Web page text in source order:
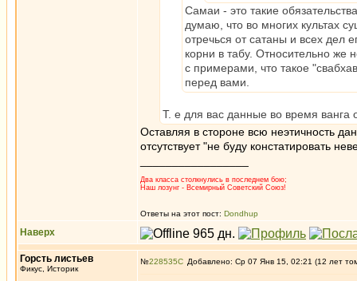
Самаи - это такие
думаю, что во многих культах
отречься от сатаны и всех дел
корни в табу. Относительно же
с примерами, что такое
перед вами.
Т. е для вас данные во время ванга
Оставляя в стороне всю неэтичность
отсутствует "не буду констатировать
Два класса столкнулись в последнем бою;
Наш лозунг - Всемирный Советский Союз!
Ответы на этот пост: Dondhup
Наверх
Горсть листьев
Фикус, Историк
№228535 Добавлено: Ср 07 Янв 15, 02:21 (12 лет